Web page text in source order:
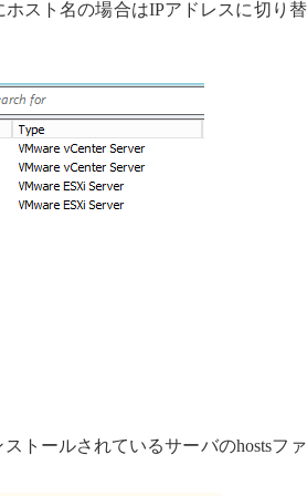
スト名の場合はIPアドレスに切り
トールされているサーバのhostsフ